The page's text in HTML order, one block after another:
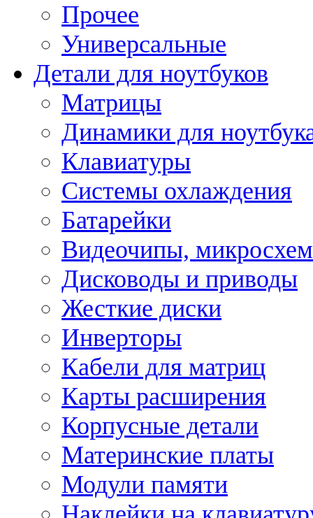
Прочее
Универсальные
Детали для ноутбуков
Матрицы
Динамики для
Клавиатуры
Системы охлаждения
Батарейки
Видеочипы,
Дисководы и приводы
Жесткие диски
Инверторы
Кабели для матриц
Карты расширения
Корпусные детали
Материнские платы
Модули памяти